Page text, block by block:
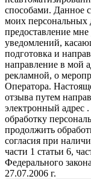
способами. Данное
моих
предоставление
уведомлений,
подготовка и
направление в мой
рекламной, о
Оператора.
отзыва путем
электронный адрес
обработку
продолжить
согласия при
части 1 статьи 6,
Федерального
27.07.2006 г.